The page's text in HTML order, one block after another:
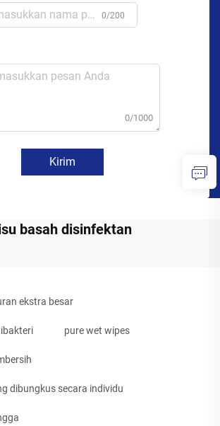
0/200
0/1000
Kirim
basah disinfektan
ekstra besar
pure wet wipes
dibungkus secara individu